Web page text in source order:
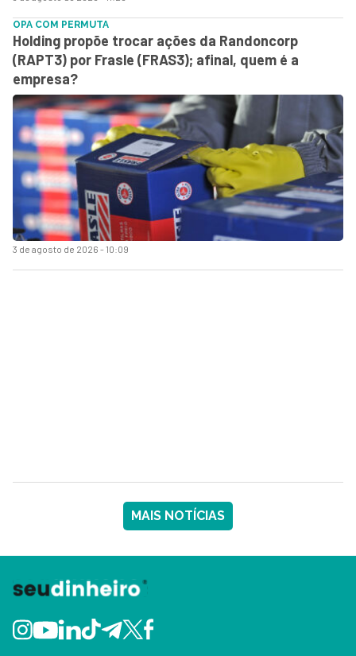
3 de agosto de 2026 - 10:09
OPA COM PERMUTA
Holding propõe trocar ações da Randoncorp
(RAPT3) por Frasle (FRAS3); afinal, quem é a
empresa?
MAIS NOTÍCIAS